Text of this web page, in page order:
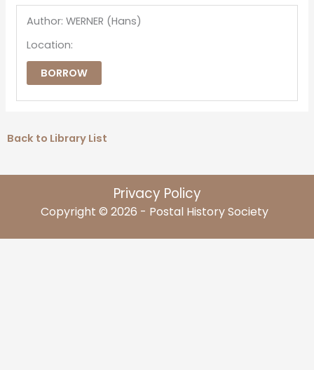
Author: WERNER (Hans)
Location:
BORROW
Back to Library List
Privacy Policy
Copyright © 2026 - Postal History Society